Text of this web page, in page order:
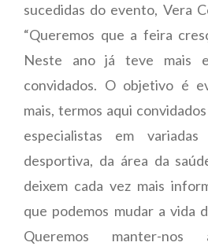
sucedidas do evento, Vera
“Queremos que a feira
Neste ano já teve mais
convidados. O objetivo é
mais, termos aqui
especialistas em
desportiva, da área da
deixem cada vez mais
que podemos mudar a vida
Queremos manter-nos